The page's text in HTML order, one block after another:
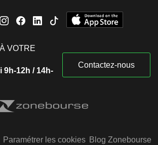
VOTRE
9h-12h / 14h-
Contactez-nous
Paramétrer les cookies Blog Zonebourse